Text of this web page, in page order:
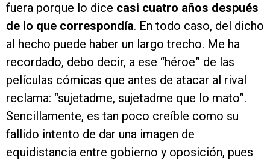
fuera porque lo dice casi cuatro años después
de lo que correspondía. En todo caso, del dicho
al hecho puede haber un largo trecho. Me ha
recordado, debo decir, a ese “héroe” de las
películas cómicas que antes de atacar al rival
reclama: “sujetadme, sujetadme que lo mato”.
Sencillamente, es tan poco creíble como su
fallido intento de dar una imagen de
equidistancia entre gobierno y oposición, pues